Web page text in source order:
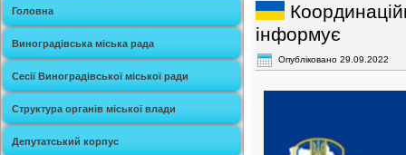
Головна
Виноградівська міська рада
Сесії Виноградівської міської ради
Структура органів міської влади
Депутатський корпус
інформує
Опубліковано 29.09.2022